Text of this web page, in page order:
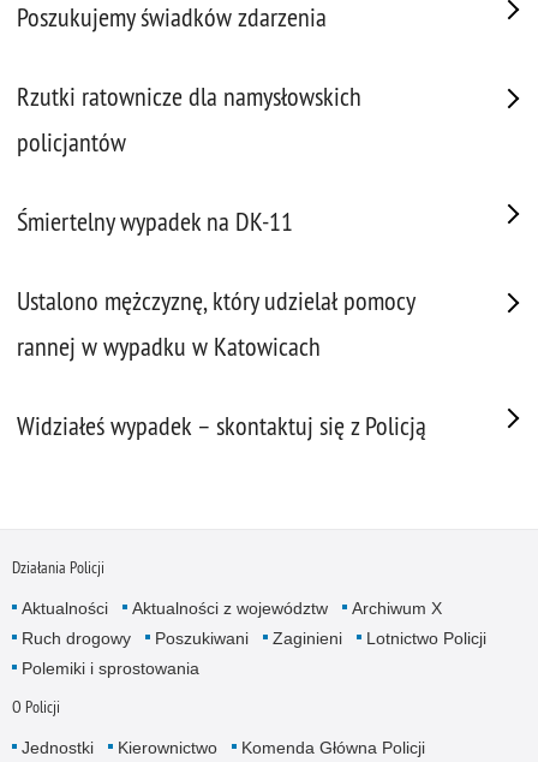
Poszukujemy świadków zdarzenia
Rzutki ratownicze dla namysłowskich
policjantów
Śmiertelny wypadek na DK-11
Ustalono mężczyznę, który udzielał pomocy
rannej w wypadku w Katowicach
Widziałeś wypadek – skontaktuj się z Policją
Działania Policji
Aktualności Aktualności z województw
Archiwum X
Ruch drogowy
Poszukiwani Zaginieni
Lotnictwo Policji
Polemiki i sprostowania
O Policji
Jednostki Kierownictwo
Komenda Główna Policji